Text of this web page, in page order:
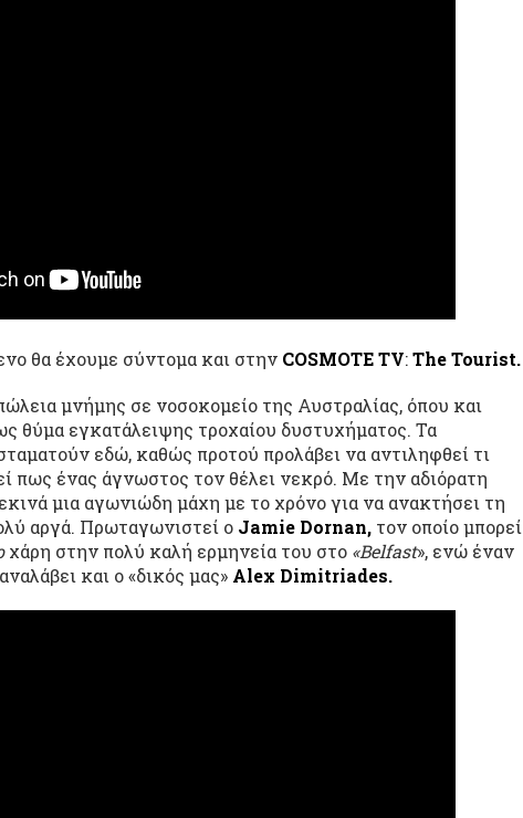
θα έχουμε σύντομα και στην COSMOTE TV:The Tourist.
μνήμης σε νοσοκομείο της Αυστραλίας, όπου και
θύμα εγκατάλειψης τροχαίου δυστυχήματος. Τα
εδώ, καθώς προτού προλάβει να αντιληφθεί τι
πως ένας άγνωστος τον θέλει νεκρό. Με την αδιόρατη
μια αγωνιώδη μάχη με το χρόνο για να ανακτήσει τη
αργά. Πρωταγωνιστεί ο Jamie Dornan, τον οποίο μπορεί
χάρη στην πολύ καλή ερμηνεία του στο «Belfast», ενώ έναν
και ο «δικός μας» Alex Dimitriades.